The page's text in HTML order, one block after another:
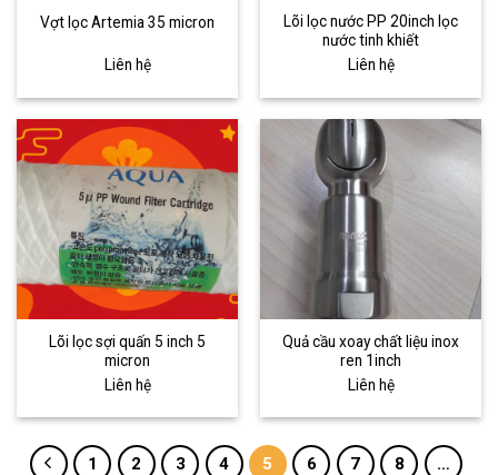
Vợt lọc Artemia 35 micron
Liên hệ
Lõi lọc nước PP 20inch lọc
nước tinh khiết
Liên hệ
Lõi lọc sợi quấn 5 inch 5
micron
Liên hệ
Quả cầu xoay chất liệu inox
ren 1inch
Liên hệ
1 2 3 4 5 6 7 8
…